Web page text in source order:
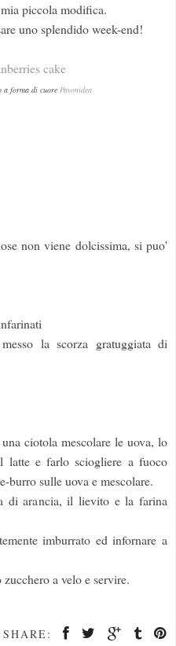
piccola modifica.
uno splendido week-end!
a forma di cuore Pavonidea
non viene dolcissima, si puo'
la scorza gratuggiata di
ciotola mescolare le uova, lo
latte e farlo sciogliere a fuoco
burro sulle uova e mescolare.
di arancia, il lievito e la farina
imburrato ed infornare a
a velo e servire.
SHARE: